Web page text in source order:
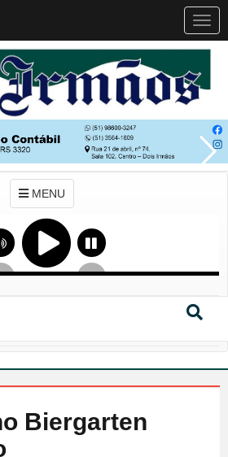
MENU
Biergarten